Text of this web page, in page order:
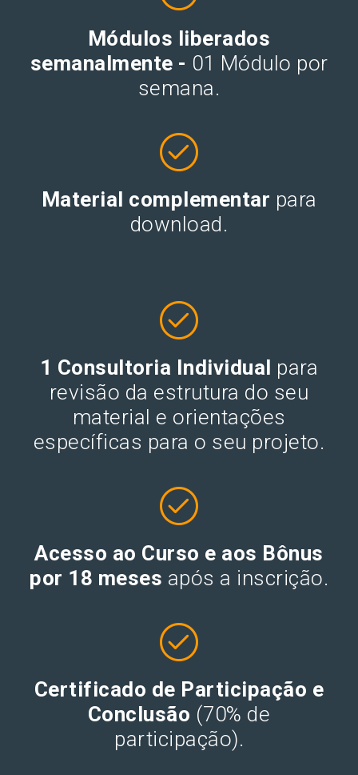
Módulos liberados
semanalmente - 01 Módulo por
semana.
Material complementar para
download.
1 Consultoria Individual para
revisão da estrutura do seu
material e orientações
específicas para o seu projeto.
Acesso ao Curso e aos Bônus
por 18 meses após a inscrição.
Certificado de Participação e
Conclusão (70% de
participação).